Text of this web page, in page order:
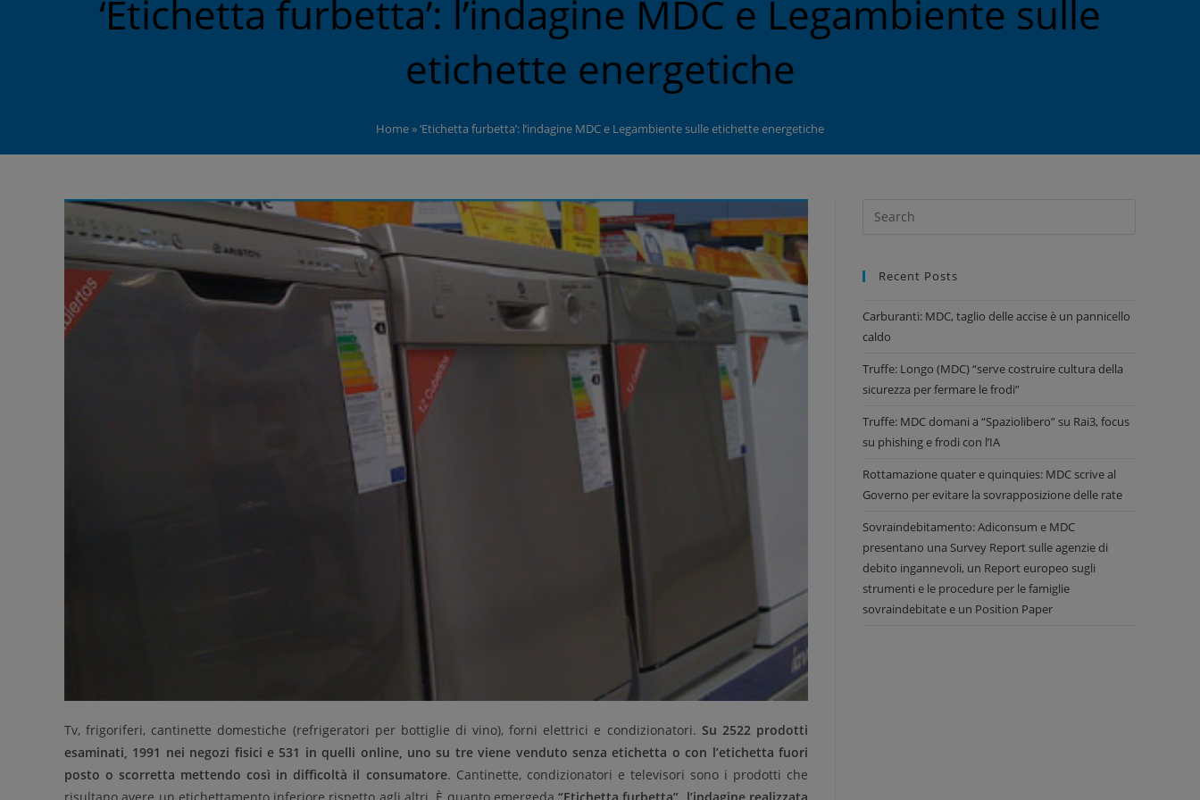
‘Etichetta furbetta’: l’indagine MDC e Legambiente sulle
etichette energetiche
Home»‘Etichetta furbetta’: l’indagine MDC e Legambiente sulle etichette energetiche
Tv, frigoriferi, cantinette domestiche (refrigeratori per bottiglie di vino), forni elettrici e condizionatori. Su 2522 prodotti
esaminati, 1991 nei negozi fisici e 531 in quelli online, uno su tre viene venduto senza etichetta o con l’etichetta fuori
posto o scorretta mettendo così in difficoltà il consumatore. Cantinette, condizionatori e televisori sono i prodotti che
Recent Posts
Carburanti: MDC, taglio delle accise è un pannicello
caldo
Truffe: Longo (MDC) “serve costruire cultura della
sicurezza per fermare le frodi”
Truffe: MDC domani a “Spaziolibero” su Rai3, focus
su phishing e frodi con l’IA
Rottamazione quater e quinquies: MDC scrive al
Governo per evitare la sovrapposizione delle rate
Sovraindebitamento: Adiconsum e MDC
presentano una Survey Report sulle agenzie di
debito ingannevoli, un Report europeo sugli
strumenti e le procedure per le famiglie
sovraindebitate e un Position Paper